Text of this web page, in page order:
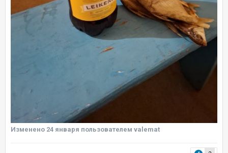
Изменено 24 января пользователем valemat